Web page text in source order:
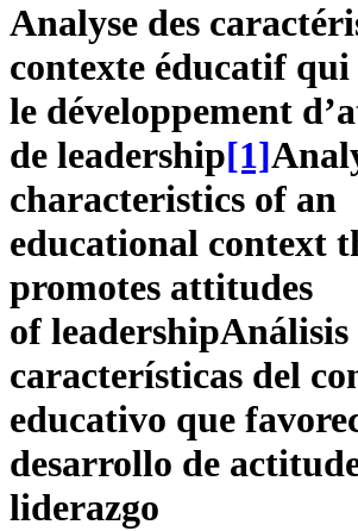
Analyse des
contexte éducatif
le développement
de leadership[1]
characteristics of an
educational context
promotes attitudes
of leadershipAnálisis
características del
educativo que
desarrollo de
liderazgo